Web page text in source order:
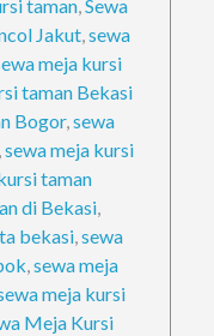
taman,Sewa
Jakut,sewa
meja kursi
taman Bekasi
Bogor,sewa
,sewa meja kursi
taman
di Bekasi,
bekasi,sewa
,sewa meja
meja kursi
Meja Kursi